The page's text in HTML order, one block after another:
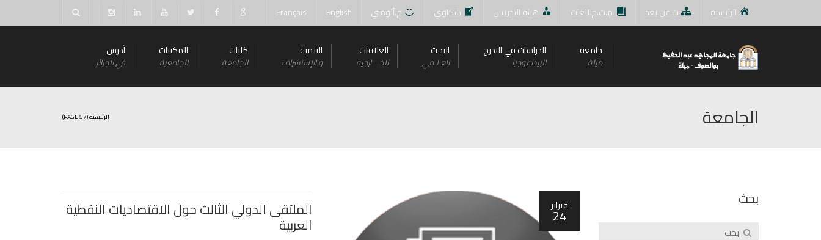
الرئيسية ت.عن بعد م.ت.م.للغات هيئة التدريس شكاوي م.ألومني English
Français
جامعة
ميلة
الدراسات في التدرج
البيداغوجيا
البحث
العـلـمي
العلاقات
الخــــارجية
التنمية
و اﻹستشراف
كليات
الجامعة
المكتبات
الجامعية
أدرس
في الجزائر
الجامعة الرئيسية(PAGE 57)
فبراير
24 الملتقى الدولي الثالث حول الاقتصاديات النفطية
العربية
بحث